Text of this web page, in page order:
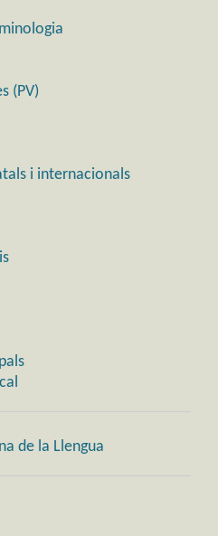
(PV)
i internacionals
de la Llengua